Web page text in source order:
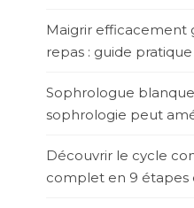
Maigrir efficacement
repas : guide
Sophrologue
sophrologie peut
Découvrir le cycle
complet en 9 étapes